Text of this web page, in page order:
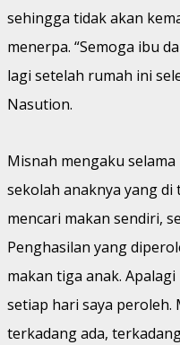
sehingga tidak akan
menerpa. “Semoga ibu
lagi setelah rumah ini
Nasution.
Misnah mengaku
sekolah anaknya yang di
mencari makan sendiri,
Penghasilan yang
makan tiga anak.
setiap hari saya peroleh.
terkadang ada,